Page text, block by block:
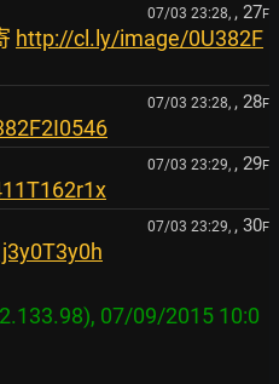
07/03 23:28, , 27F
http://cl.ly/image/0U382F
07/03 23:28, , 28F
07/03 23:29, , 29F
07/03 23:29, , 30F
07/09/2015 10:0